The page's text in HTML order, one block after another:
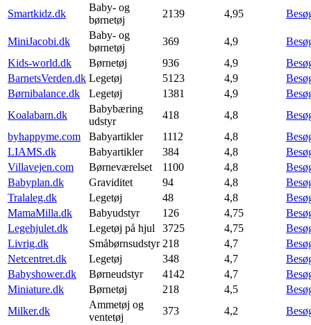
Smartkidz.dk
Baby- og
børnetøj
2139 4,95
MiniJacobi.dk
Baby- og
børnetøj
369 4,9
Kids-world.dk
Børnetøj 936 4,9
BarnetsVerden.dk Legetøj 5123 4,9
Børnibalance.dk
Legetøj 1381 4,9
Koalabarn.dk
Babybæring
udstyr
418 4,8
byhappyme.com
Babyartikler 1112 4,8
LIAMS.dk
Babyartikler 384 4,8
Villavejen.com
Børneværelset 1100 4,8
Babyplan.dk
Graviditet 94 4,8
Tralaleg.dk
Legetøj 48 4,8
MamaMilla.dk
Babyudstyr 126 4,75
Legehjulet.dk
Legetøj på hjul 3725 4,75
Livrig.dk
Småbørnsudstyr 218 4,7
Netcentret.dk
Legetøj 348 4,7
Babyshower.dk
Børneudstyr 4142 4,7
Miniature.dk
Børnetøj 218 4,5
Milker.dk
Ammetøj og
ventetøj
373 4,2